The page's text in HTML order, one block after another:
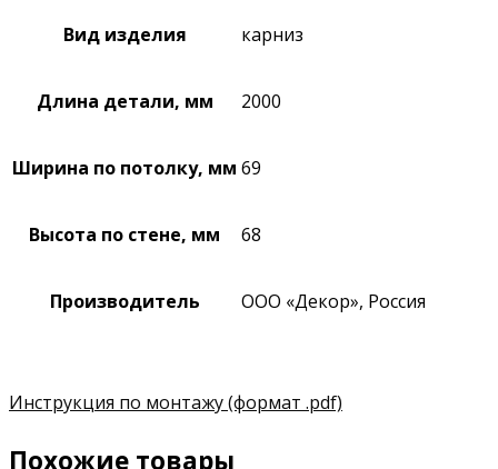
Вид изделия карниз
Длина детали, мм 2000
Ширина по потолку, мм 69
Высота по стене, мм 68
Производитель ООО «Декор», Россия
Инструкция по монтажу(формат .pdf)
Похожие товары